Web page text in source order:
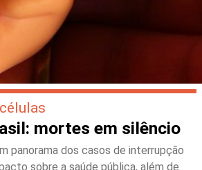
mortes em silêncio
panorama dos casos de interrupção
sobre a saúde pública, além de